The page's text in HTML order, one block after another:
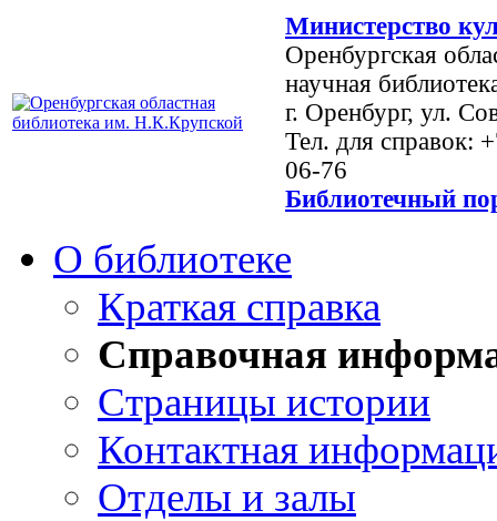
Министерство
Оренбургская
научная
г. Оренбург, ул.
Тел. для справок:
06-76
Библиотечный
О библиотеке
Краткая справка
Справочная
Страницы истории
Контактная
Отделы и залы